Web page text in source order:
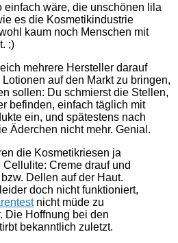
einfach wäre, die unschönen lila
es die Kosmetikindustrie
kaum noch Menschen mit
;)
mehrere Hersteller darauf
auf den Markt zu bringen,
sollen: Du schmierst die Stellen,
befinden, einfach täglich mit
ein, und spätestens nach
Äderchen nicht mehr. Genial.
die Kosmetikriesen ja
Creme drauf und
Dellen auf der Haut.
doch nicht funktioniert,
nicht müde zu
. Die Hoffnung bei den
bekanntlich zuletzt.